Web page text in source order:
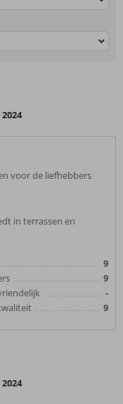
voor de liefhebbers
in terrassen en
9
9
-
9